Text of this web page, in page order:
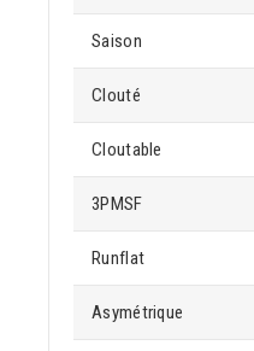
Saison
Clouté
Cloutable
3PMSF
Runflat
Asymétrique